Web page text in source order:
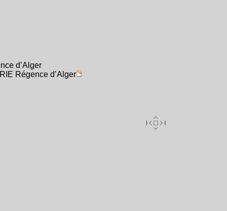
d’Alger
Régence d’Alger